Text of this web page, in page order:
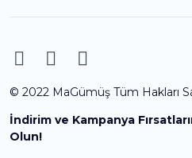
© 2022 MaGümüş Tüm Hakları
İndirim ve Kampanya
Olun!